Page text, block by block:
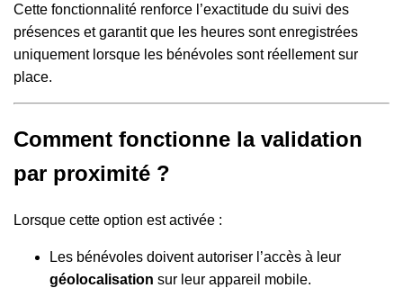
Cette fonctionnalité renforce l’exactitude du suivi des
présences et garantit que les heures sont enregistrées
uniquement lorsque les bénévoles sont réellement sur
place.
Comment fonctionne la validation
par proximité ?
Lorsque cette option est activée :
Les bénévoles doivent autoriser l’accès à leur
géolocalisation sur leur appareil mobile.